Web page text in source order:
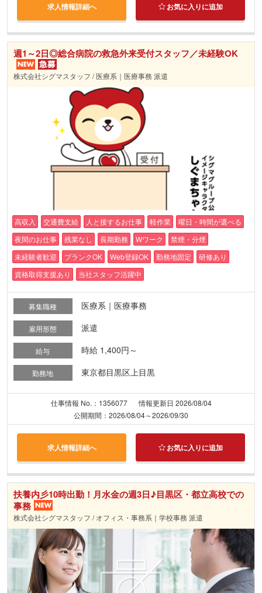
求人情報詳細へ お気に入りに追加
週1～2日◎総合病院の救急外来受付スタッフ／未経験OK
株式会社シグマスタッフ / 医療系｜医療事務 派遣
高収入 交通費支給 人と接するお仕事 軽作業
曜日・時間が選べる
夜間のお仕事
残業なし 長期勤務 Wワーク
禁煙・分煙
未経験者歓迎
ブランクOK Web登録OK 勤務地固定
研修あり
資格取得支援あり
当社スタッフ活躍中
募集職種 医療系｜医療事務
雇用形態 派遣
給与 時給 1,400円～
勤務地 東京都目黒区上目黒
仕事情報 No.：1356077
情報更新日 2026/08/04
公開期間：2026/08/04～2026/09/30
求人情報詳細へ お気に入りに追加
扶養内彡10時出勤！月水金の週3日♪目黒区・都立高校での
事務
株式会社シグマスタッフ / オフィス・事務系｜学校事務 派遣